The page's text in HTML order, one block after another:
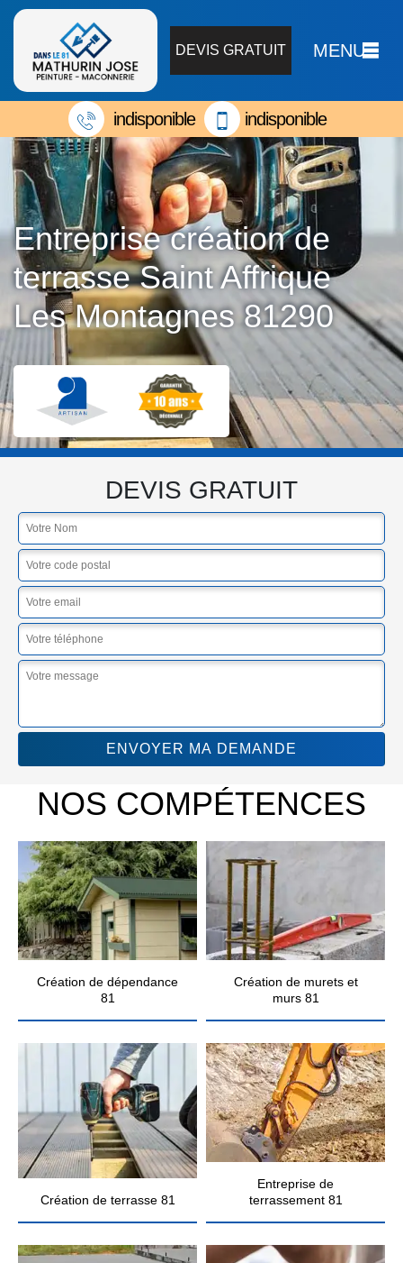
DEVIS GRATUIT MENU
indisponible indisponible
Entreprise création de
terrasse Saint Affrique
Les Montagnes 81290
DEVIS GRATUIT
NOS COMPÉTENCES
Création de dépendance
81
Création de murets et
murs 81
Création de terrasse 81
Entreprise de
terrassement 81